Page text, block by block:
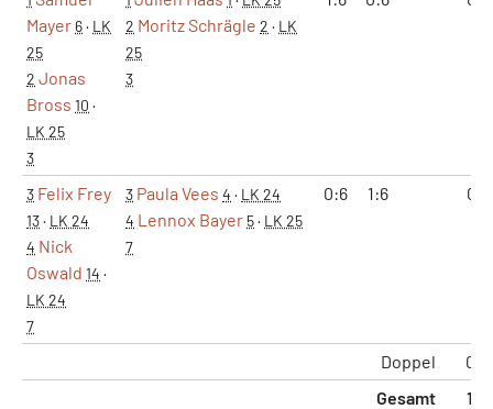
Mayer 6· LK
25
2 Jonas
Bross 10 ·
LK 25
3
2 Moritz Schrägle 2 · LK
25
3
3 Felix Frey
13· LK 24
4 Nick
Oswald 14 ·
LK 24
7
3 Paula Vees 4 · LK 24
4 Lennox Bayer 5· LK 25
7
0:6 1:6 0:1
Doppel
0:2
Gesamt
1:5